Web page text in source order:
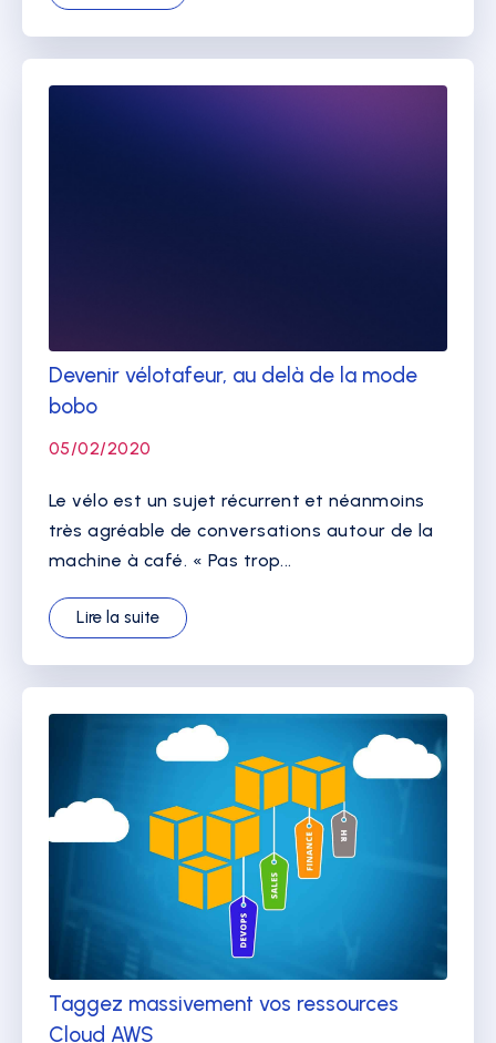
Devenir vélotafeur, au delà de la mode
bobo
05/02/2020
Le vélo est un sujet récurrent et néanmoins
très agréable de conversations autour de la
machine à café. « Pas trop...
Lire la suite
Taggez massivement vos ressources
Cloud AWS